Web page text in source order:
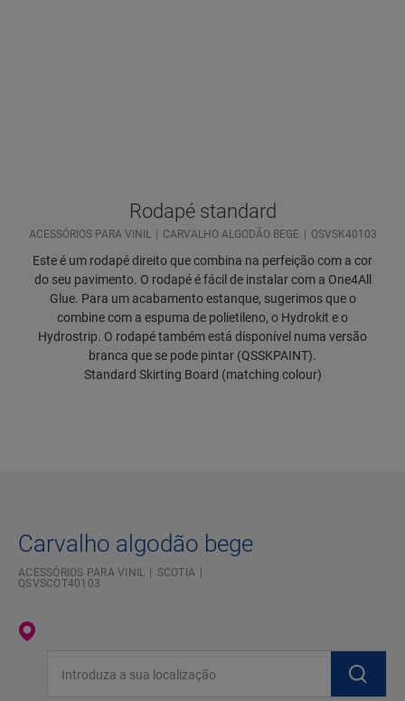
Rodapé standard
ACESSÓRIOS PARA VINIL CARVALHO ALGODÃO BEGE QSVSK40103
Este é um rodapé direito que combina na perfeição com a cor
do seu pavimento. O rodapé é fácil de instalar com a One4All
Glue. Para um acabamento estanque, sugerimos que o
combine com a espuma de polietileno, o Hydrokit e o
Hydrostrip. O rodapé também está disponível numa versão
branca que se pode pintar (QSSKPAINT).
Standard Skirting Board (matching colour)
Carvalho algodão bege
ACESSÓRIOS PARA VINIL
SCOTIA
QSVSCOT40103